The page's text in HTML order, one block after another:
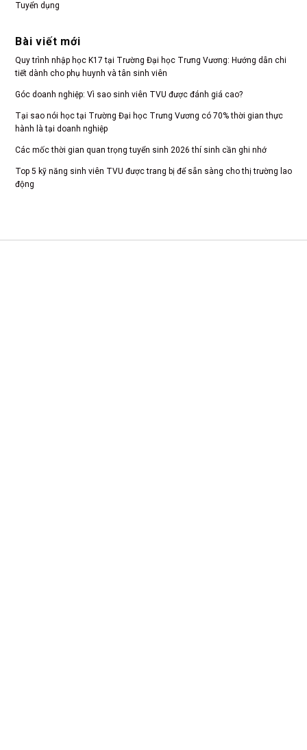
Tuyển dụng
Bài viết mới
Quy trình nhập học K17 tại Trường Đại học Trưng Vương: Hướng dẫn chi
tiết dành cho phụ huynh và tân sinh viên
Góc doanh nghiệp: Vì sao sinh viên TVU được đánh giá cao?
Tại sao nói học tại Trường Đại học Trưng Vương có 70% thời gian thực
hành là tại doanh nghiệp
Các mốc thời gian quan trọng tuyển sinh 2026 thí sinh cần ghi nhớ
Top 5 kỹ năng sinh viên TVU được trang bị để sẵn sàng cho thị trường lao
động